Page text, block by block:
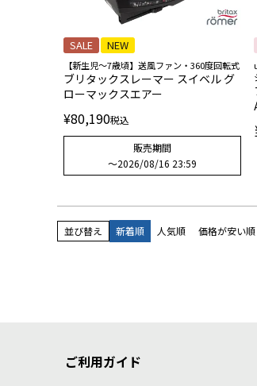
SALE NEW
【新生児〜7歳頃】送風ファン・360度回転式
ブリタックスレーマー スイベル グ
ローマックスエアー
¥80,190税込
販売期間
〜2026/08/16 23:59
並び替え 新着順 人気順 価格が安い順
ご利用ガイド